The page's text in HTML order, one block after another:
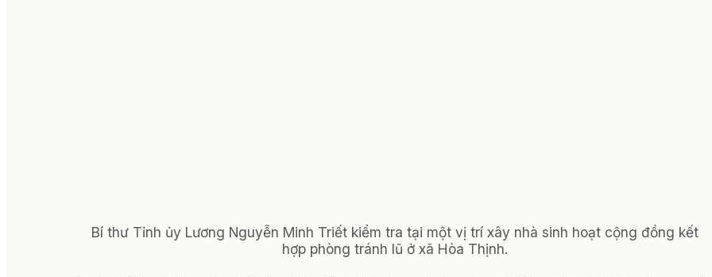
Bí thư Tỉnh ủy Lương Nguyễn Minh Triết kiểm tra tại một vị trí xây nhà sinh hoạt cộng đồng kết
hợp phòng tránh lũ ở xã Hòa Thịnh.